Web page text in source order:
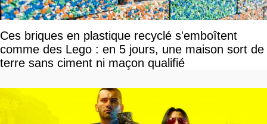
Ces briques en plastique recyclé s'emboîtent
comme des Lego : en 5 jours, une maison sort de
terre sans ciment ni maçon qualifié